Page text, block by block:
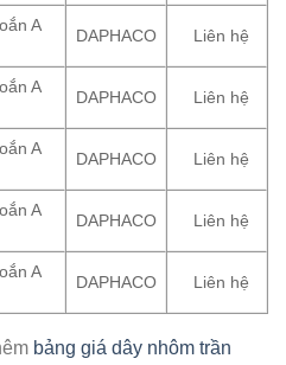
A
DAPHACO Liên hệ
A
DAPHACO Liên hệ
A
DAPHACO Liên hệ
A
DAPHACO Liên hệ
A
DAPHACO Liên hệ
bảng giá dây nhôm trần